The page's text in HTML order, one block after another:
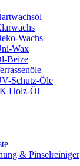
Wachs
Wax
Beize
Schutz-Öle
Holz-Öl
& Pinselreiniger